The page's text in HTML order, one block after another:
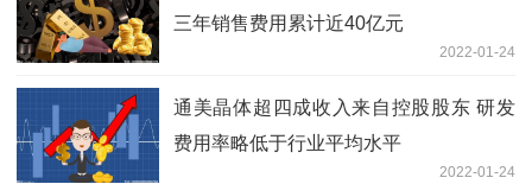
三年销售费用累计近40亿元
2022-01-24
通美晶体超四成收入来自控股股东 研发
费用率略低于行业平均水平
2022-01-24